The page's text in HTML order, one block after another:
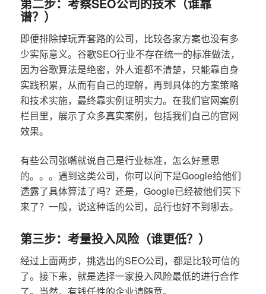
谱？）
即便排除掉玩弄套路的公司，比较各家方案也没有多
少实际意义。谷歌SEO行业不存在统一的标准做法，
因为谷歌算法是绝密，外人谁都不清楚，只能靠自身
实践积累，从而有自己的理解，再到具体的方案策略
和技术实施，最终靠实例证明实力。在我们官网案例
栏目里，展示了众多真实案例，包括我们自己的官网
效果。
有些公司张嘴就说自己是行业标准，怎么好意思
的。。。遇到这类公司，你可以问下是Google给他们
透露了具体算法了吗？还是，Google已经被他们买下
来了？一般，说这种话的公司，品行也好不到哪去。
第三步：考量投入风险（谁更低？）
经过上面两步，挑选出的SEO公司，都是比较可信的
了。接下来，就是选择一家投入风险最低的进行合作